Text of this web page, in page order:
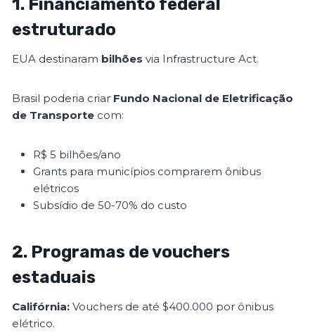
1. Financiamento federal
estruturado
EUA destinaram bilhões via Infrastructure Act.
Brasil poderia criar Fundo Nacional de Eletrificação
de Transporte com:
R$ 5 bilhões/ano
Grants para municípios comprarem ônibus
elétricos
Subsídio de 50-70% do custo
2. Programas de vouchers
estaduais
Califórnia: Vouchers de até $400.000 por ônibus
elétrico.